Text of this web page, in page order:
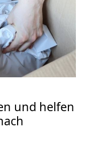
und helfen